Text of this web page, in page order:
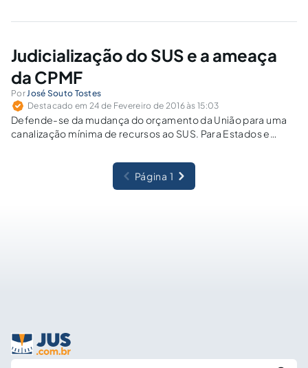
disponibilizadas para viabilizar o acesso a suas ouvidorias.
Judicialização do SUS e a ameaça
da CPMF
PorJosé Souto Tostes
Destacado em 24 de Fevereiro de 2016 às 15:03
Defende-se da mudança do orçamento da União para uma
canalização mínima de recursos ao SUS. Para Estados e
a União não tem regramento próprio.
Página 1